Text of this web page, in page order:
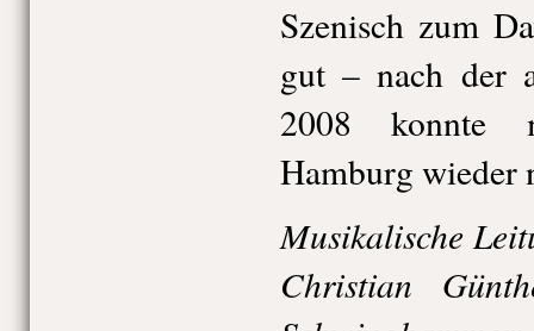
Szenisch zum
gut – nach der
2008 konnte
Hamburg wieder
Musikalische
Christian